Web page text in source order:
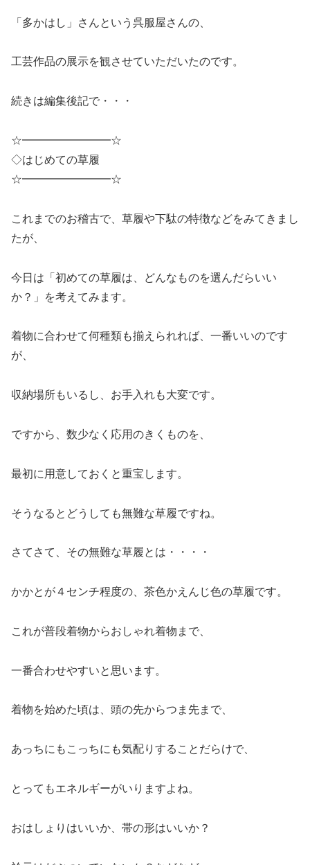
「多かはし」さんという呉服屋さんの、
工芸作品の展示を観させていただいたのです。
続きは編集後記で・・・
☆━━━━━━━━☆
◇はじめての草履
☆━━━━━━━━☆
これまでのお稽古で、草履や下駄の特徴などをみてきまし
たが、
今日は「初めての草履は、どんなものを選んだらいい
か？」を考えてみます。
着物に合わせて何種類も揃えられれば、一番いいのです
が、
収納場所もいるし、お手入れも大変です。
ですから、数少なく応用のきくものを、
最初に用意しておくと重宝します。
そうなるとどうしても無難な草履ですね。
さてさて、その無難な草履とは・・・・
かかとが４センチ程度の、茶色かえんじ色の草履です。
これが普段着物からおしゃれ着物まで、
一番合わせやすいと思います。
着物を始めた頃は、頭の先からつま先まで、
あっちにもこっちにも気配りすることだらけで、
とってもエネルギーがいりますよね。
おはしょりはいいか、帯の形はいいか？